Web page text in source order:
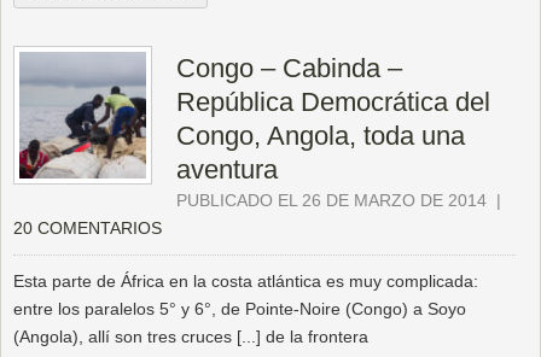
Congo – Cabinda –
República Democrática del
Congo, Angola, toda una
aventura
PUBLICADO EL 26 DE MARZO DE 2014 |
20 COMENTARIOS
Esta parte de África en la costa atlántica es muy complicada:
entre los paralelos 5° y 6°, de Pointe-Noire (Congo) a Soyo
(Angola), allí son tres cruces [...] de la frontera